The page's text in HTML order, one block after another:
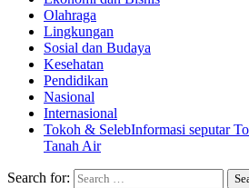
Olahraga
Lingkungan
Sosial dan Budaya
Kesehatan
Pendidikan
Nasional
Internasional
Tokoh & SelebInformasi seputar
Tanah Air
Search for: